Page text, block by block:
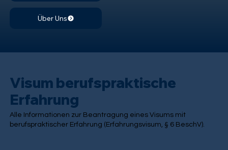
Über Uns
Visum berufspraktische
Erfahrung
Alle Informationen zur Beantragung eines Visums mit
berufspraktischer Erfahrung (Erfahrungsvisum, § 6 BeschV).